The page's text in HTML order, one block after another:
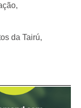
da Tairú,